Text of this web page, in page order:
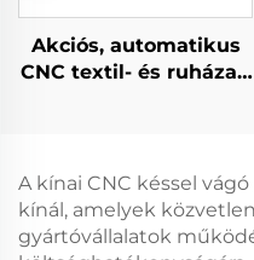
Akciós, automatikus
CNC textil- és ruházati
A kínai CNC késsel
kínál, amelyek
gyártóvállalatok